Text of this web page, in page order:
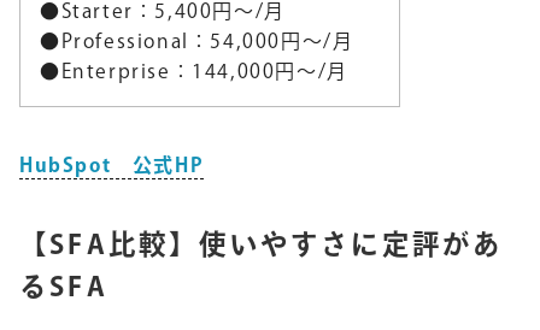
●Starter：5,400円～/月
●Professional：54,000円～/月
●Enterprise：144,000円～/月
HubSpot 公式HP
【SFA比較】使いやすさに定評があ
るSFA